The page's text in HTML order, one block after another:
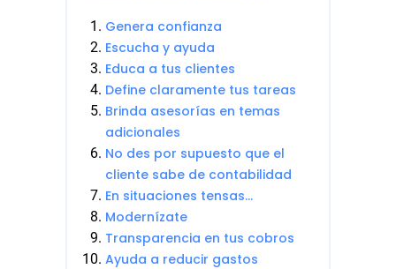
Genera confianza
Escucha y ayuda
Educa a tus clientes
Define claramente tus tareas
Brinda asesorías en temas
adicionales
No des por supuesto que el
cliente sabe de contabilidad
En situaciones tensas...
Modernízate
Transparencia en tus cobros
Ayuda a reducir gastos